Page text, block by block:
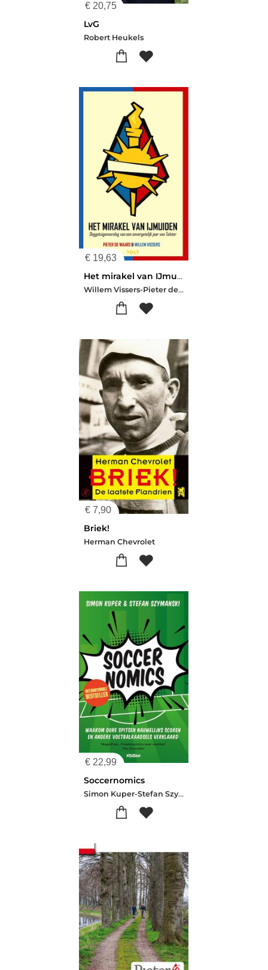
€ 20,75
LvG
Robert Heukels
€ 19,63
Het mirakel van IJmuiden
Willem Vissers-Pieter de Waard
€ 7,90
Briek!
Herman Chevrolet
€ 22,99
Soccernomics
Simon Kuper-Stefan Szymanski